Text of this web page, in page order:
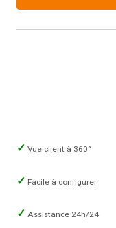
Vue client à 360°
Facile à configurer
Assistance 24h/24